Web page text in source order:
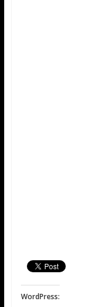
WordPress: